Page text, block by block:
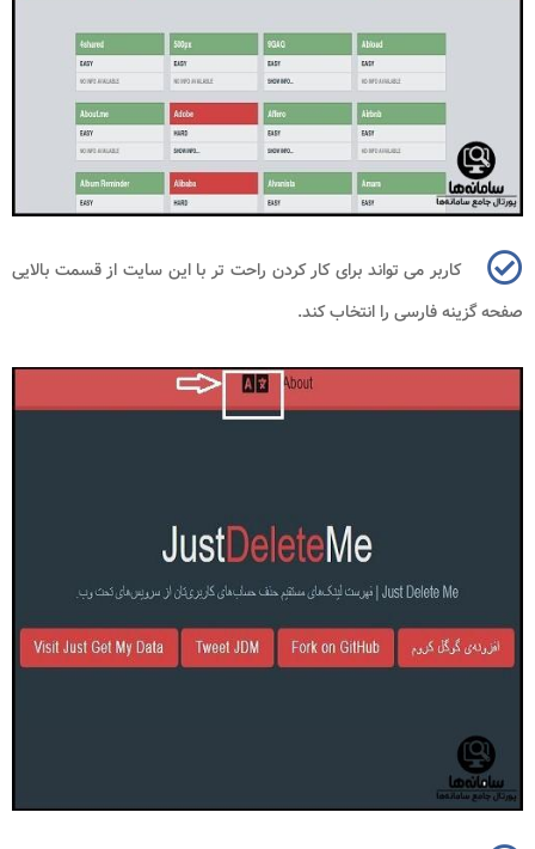
کاربر می تواند برای کار کردن راحت تر با این سایت از قسمت بالایی
صفحه گزینه فارسی را انتخاب کند.